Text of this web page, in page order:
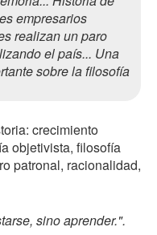
empresarios
realizan un paro
el país... Una
sobre la filosofía
crecimiento
objetivista, filosofía
patronal, racionalidad,
sino aprender.".